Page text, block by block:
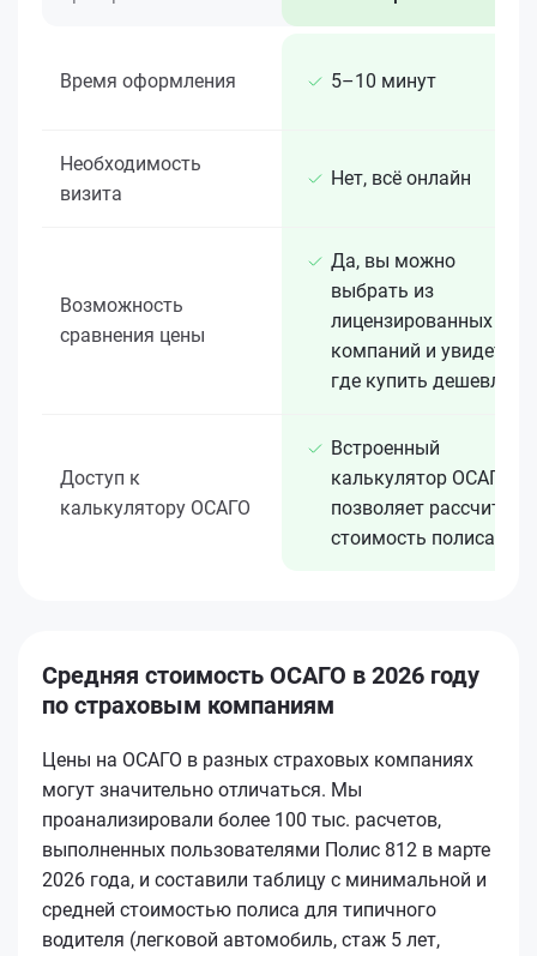
Время оформления 5–10 минут
Необходимость
визита
Нет, всё онлайн
Возможность
сравнения цены
Да, вы можно
выбрать из
лицензированных 15+
компаний и увидеть,
где купить дешевле
Доступ к
калькулятору ОСАГО
Встроенный
калькулятор ОСАГО
позволяет рассчитать
стоимость полиса
Средняя стоимость ОСАГО в 2026 году
по страховым компаниям
Цены на ОСАГО в разных страховых компаниях
могут значительно отличаться. Мы
проанализировали более 100 тыс. расчетов,
выполненных пользователями Полис 812 в марте
2026 года, и составили таблицу с минимальной и
средней стоимостью полиса для типичного
водителя (легковой автомобиль, стаж 5 лет,